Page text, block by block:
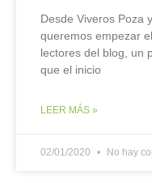
Desde Viveros Poza
queremos empezar
lectores del blog, un
que el inicio
LEER MÁS »
02/01/2020 No hay